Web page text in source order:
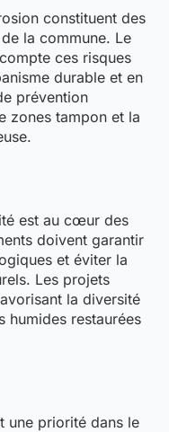
constituent des
la commune. Le
ces risques
durable et en
prévention
zones tampon et la
est au cœur des
doivent garantir
et éviter la
Les projets
la diversité
humides restaurées
une priorité dans le